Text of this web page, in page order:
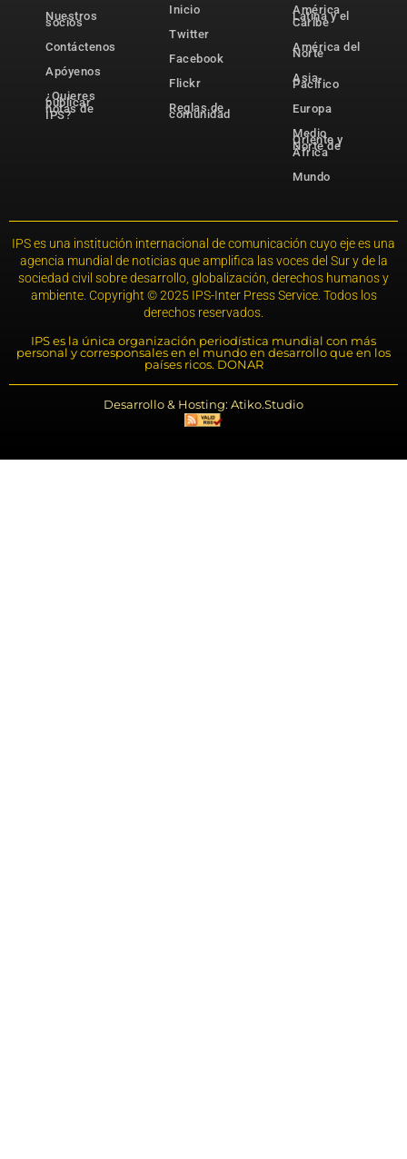
Nuestros
socios
Contáctenos
Apóyenos
¿Quieres
publicar
notas de
IPS?
Inicio
Twitter
Facebook
Flickr
Reglas de
comunidad
América
Latina y el
Caribe
América del
Norte
Asia-
Pacífico
Europa
Medio
Oriente y
Norte de
África
Mundo
IPS es una institución internacional de comunicación cuyo eje es una
agencia mundial de noticias que amplifica las voces del Sur y de la
sociedad civil sobre desarrollo, globalización, derechos humanos y
ambiente. Copyright © 2025 IPS-Inter Press Service. Todos los
derechos reservados.
IPS es la única organización periodística mundial con más
personal y corresponsales en el mundo en desarrollo que en los
países ricos. DONAR
Desarrollo & Hosting: Atiko.Studio